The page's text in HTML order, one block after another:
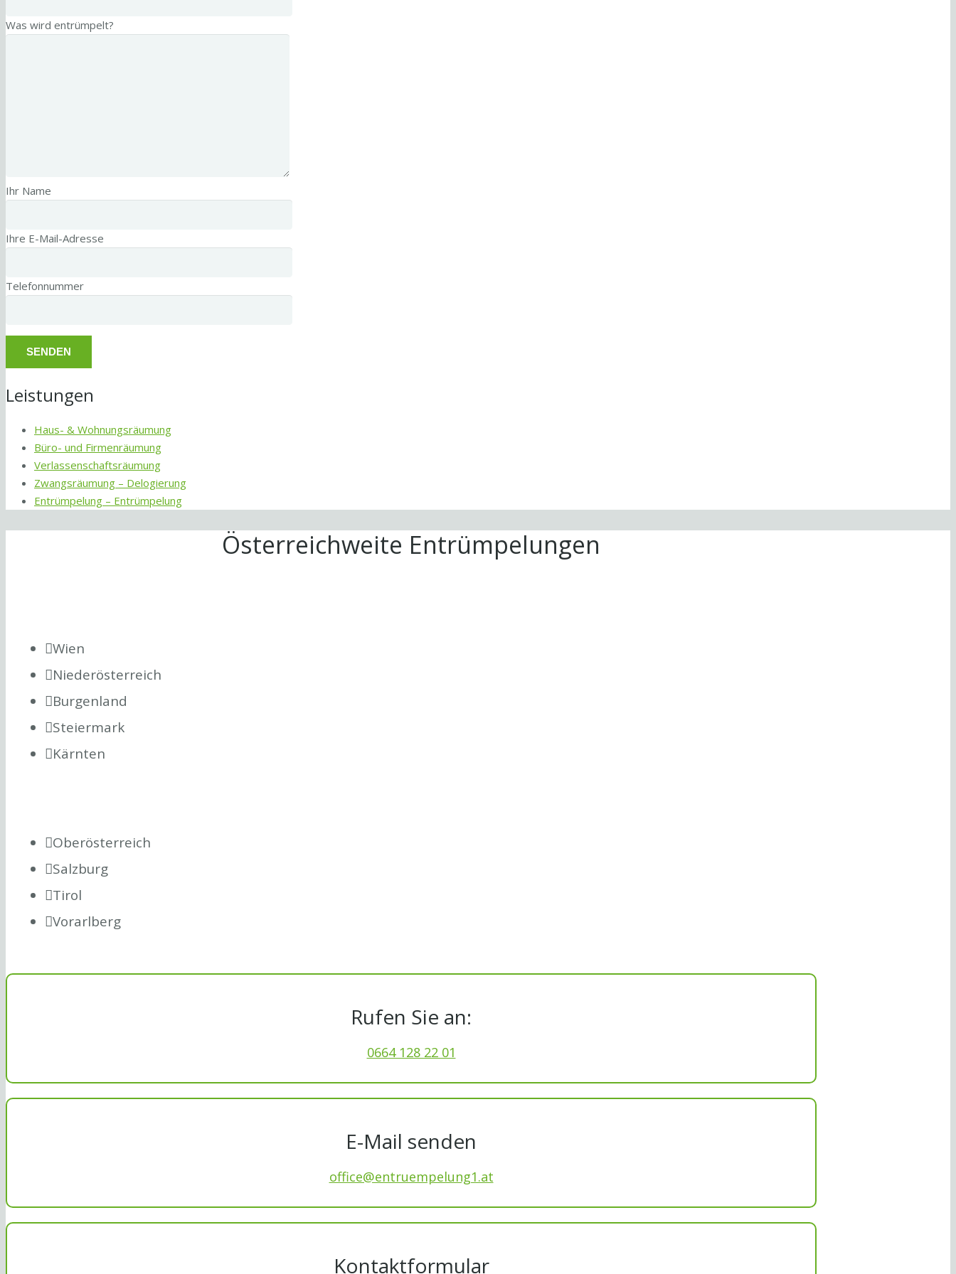
Was wird entrümpelt?
Ihr Name
Ihre E-Mail-Adresse
Telefonnummer
Leistungen
Haus- & Wohnungsräumung
Büro- und Firmenräumung
Verlassenschaftsräumung
Zwangsräumung – Delogierung
Entrümpelung – Entrümpelung
Österreichweite Entrümpelungen
Wien
Niederösterreich
Burgenland
Steiermark
Kärnten
Oberösterreich
Salzburg
Tirol
Vorarlberg
Rufen Sie an:
0664 128 22 01
E-Mail senden
office@entruempelung1.at
Kontaktformular